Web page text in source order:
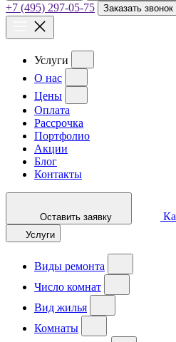
+7 (495) 297-05-75
Заказать звонок
Услуги
О нас
Цены
Оплата
Рассрочка
Портфолио
Акции
Блог
Контакты
Оставить заявку
Услуги
Виды ремонта
Число комнат
Вид жилья
Комнаты